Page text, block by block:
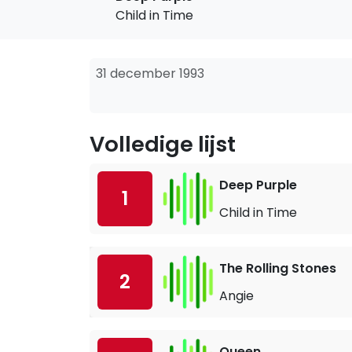
Child in Time
31 december 1993
Volledige lijst
1
Deep Purple
Child in Time
2
The Rolling Stones
Angie